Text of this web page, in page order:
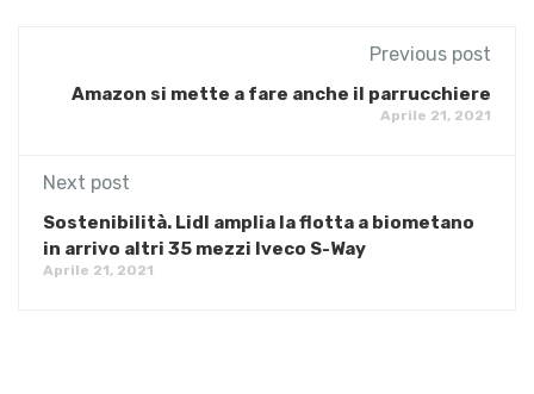
Previous post
Amazon si mette a fare anche il parrucchiere
Aprile 21, 2021
Next post
Sostenibilità. Lidl amplia la flotta a biometano
in arrivo altri 35 mezzi Iveco S-Way
Aprile 21, 2021